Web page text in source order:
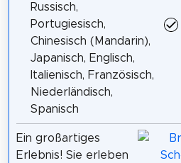
Russisch,
Portugiesisch,
Chinesisch (Mandarin),
Japanisch, Englisch,
Italienisch, Französisch,
Niederländisch,
Spanisch
Ein großartiges
Erlebnis! Sie erleben